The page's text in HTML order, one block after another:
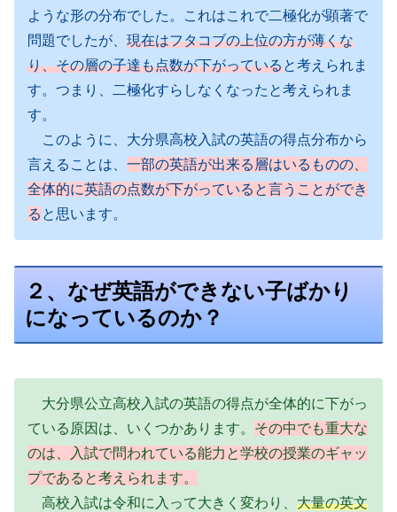
ような形の分布でした。これはこれで二極化が顕著で
問題でしたが、 現在はフタコブの上位の方が薄くな
り、その層の子達も点数が下がっていると考えられま
す。つまり、二極化すらしなくなったと考えられま
す。
このように、大分県高校入試の英語の得点分布から
言えることは、 一部の英語が出来る層はいるものの、
全体的に英語の点数が下がっていると言うことができ
る と思います。
２、なぜ英語ができない子ばかり
になっているのか？
大分県公立高校入試の英語の得点が全体的に下がっ
ている原因は、いくつかあります。 その中でも重大な
のは、入試で問われている能力と学校の授業のギャッ
プであると考えられます。
高校入試は令和に入って大きく変わり、 大量の英文